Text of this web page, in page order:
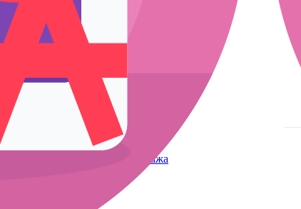
Одноразовые расходники
Аппараты для татуажа